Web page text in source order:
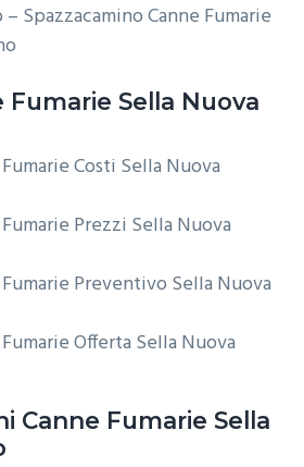
Spazzacamino Canne Fumarie
Fumarie Sella Nuova
Costi Sella Nuova
Prezzi Sella Nuova
Preventivo Sella Nuova
Offerta Sella Nuova
Canne Fumarie Sella